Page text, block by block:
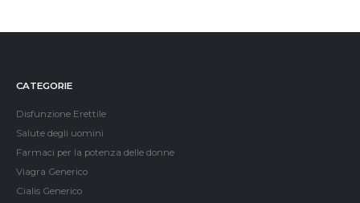
CATEGORIE
Disfunzione Erettile
Salute degli uomini
Farmaci per la potenza delle donne
Viagra Generico
Cialis Generico